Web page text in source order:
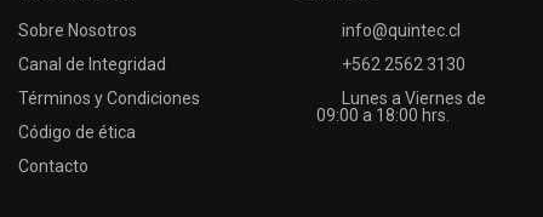
Sobre Nosotros
Canal de Integridad
Términos y Condiciones
Código de ética
Contacto
info@quintec.cl
+562 2562 3130
Lunes a Viernes de
09:00 a 18:00 hrs.